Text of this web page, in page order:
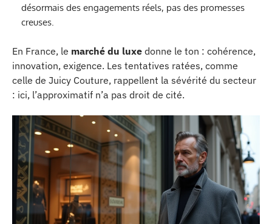
désormais des engagements réels, pas des promesses
creuses.
En France, le marché du luxe donne le ton : cohérence,
innovation, exigence. Les tentatives ratées, comme
celle de Juicy Couture, rappellent la sévérité du secteur
: ici, l’approximatif n’a pas droit de cité.